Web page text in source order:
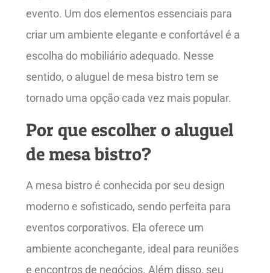
evento. Um dos elementos essenciais para
criar um ambiente elegante e confortável é a
escolha do mobiliário adequado. Nesse
sentido, o aluguel de mesa bistro tem se
tornado uma opção cada vez mais popular.
Por que escolher o aluguel
de mesa bistro?
A mesa bistro é conhecida por seu design
moderno e sofisticado, sendo perfeita para
eventos corporativos. Ela oferece um
ambiente aconchegante, ideal para reuniões
e encontros de negócios. Além disso, seu